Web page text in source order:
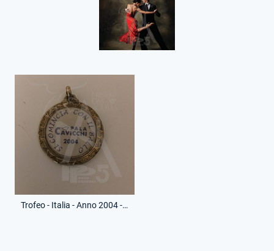
Trofeo - Italia - Anno 2004 - Medaglia - Pala Cavicchi